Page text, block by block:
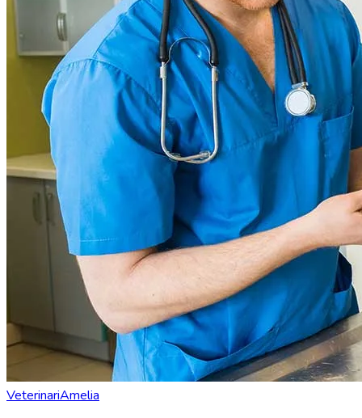
VeterinariAmelia